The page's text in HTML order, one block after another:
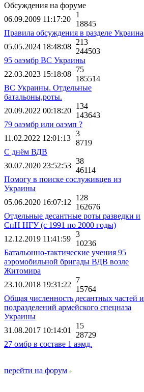
Обсуждения на форуме
06.09.2009 11:17:20
1
18845
Правила обсуждения в разделе Украина
05.05.2024 18:48:08
213
244503
95 оаэмбр ВС Украины
22.03.2023 15:18:08
75
185514
ВС Украины. Отдельные
батальоны,роты.
20.09.2022 00:18:20
134
143643
79 оаэмбр или оаэмп ?
11.02.2022 12:01:13
3
8719
С днём ВДВ
30.07.2020 23:52:53
38
46114
Помогу в поиске сослуживцев из
Украины
05.06.2020 16:07:12
128
162676
Отдельные десантные роты разведки и
СпН НГУ (с 1991 по 2000 годы)
12.12.2019 11:41:59
3
10236
Батальонно-тактические учения 95
аэромобильной бригады ВДВ возле
Житомира
23.10.2018 19:31:22
7
15764
Общая численность десантных частей и
подразделений армейского спецназа
Украины
31.08.2017 10:14:01
15
28729
27 омбр в составе 1 аэмд.
перейти на форум